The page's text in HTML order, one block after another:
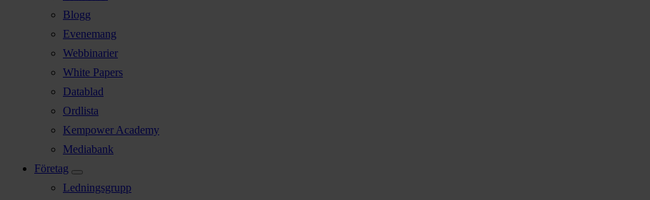
Blogg
Evenemang
Webbinarier
White Papers
Datablad
Ordlista
Kempower Academy
Mediabank
Företag
Ledningsgrupp